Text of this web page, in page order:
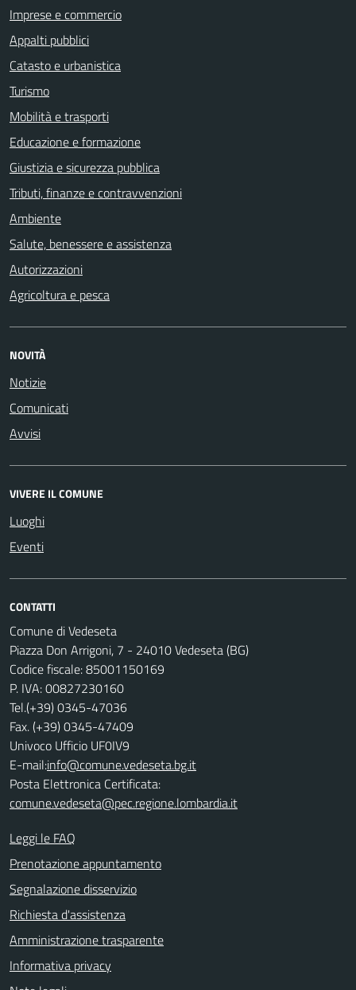
Imprese e commercio
Appalti pubblici
Catasto e urbanistica
Turismo
Mobilità e trasporti
Educazione e formazione
Giustizia e sicurezza pubblica
Tributi, finanze e contravvenzioni
Ambiente
Salute, benessere e assistenza
Autorizzazioni
Agricoltura e pesca
NOVITÀ
Notizie
Comunicati
Avvisi
VIVERE IL COMUNE
Luoghi
Eventi
CONTATTI
Comune di Vedeseta
Piazza Don Arrigoni, 7 - 24010 Vedeseta (BG)
Codice fiscale: 85001150169
P. IVA: 00827230160
Tel.(+39) 0345-47036
Fax. (+39) 0345-47409
Univoco Ufficio UF0IV9
E-mail:info@comune.vedeseta.bg.it
Posta Elettronica Certificata:
comune.vedeseta@pec.regione.lombardia.it
Leggi le FAQ
Prenotazione appuntamento
Segnalazione disservizio
Richiesta d'assistenza
Amministrazione trasparente
Informativa privacy